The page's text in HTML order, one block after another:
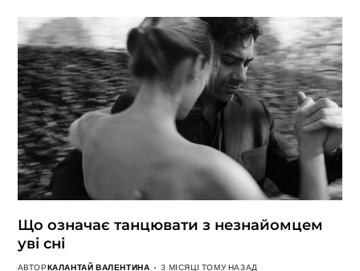
Що означає танцювати з незнайомцем
уві сні
АВТОРКАЛАНТАЙ ВАЛЕНТИНА 3 МІСЯЦІ ТОМУ НАЗАД